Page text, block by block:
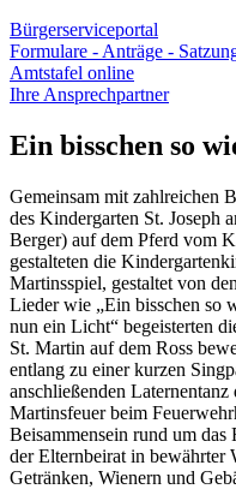
Bürgerserviceportal
Formulare - Anträge -
Amtstafel online
Ihre Ansprechpartner
Ein bisschen so
Gemeinsam mit zahlreichen
des Kindergarten St. Joseph
Berger) auf dem Pferd vom
gestalteten die
Martinsspiel, gestaltet von
Lieder wie „Ein bisschen so
nun ein Licht“ begeisterten
St. Martin auf dem Ross
entlang zu einer kurzen
anschließenden
Martinsfeuer beim
Beisammensein rund um das
der Elternbeirat in bewährter
Getränken, Wienern und